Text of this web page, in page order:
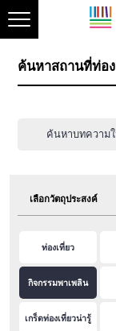
ค้นหาสถานที่ท่อง
ค้นหาบทความ
เลือกวัตถุประสงค์
ท่องเที่ยว
กิจกรรมพาเพลิน
เกร็ดท่องเที่ยวน่ารู้